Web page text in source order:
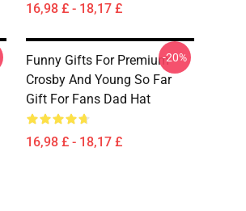
16,98 £ - 18,17 £
Funny Gifts For Premium
Crosby And Young So Far
Gift For Fans Dad Hat
16,98 £ - 18,17 £
-20%